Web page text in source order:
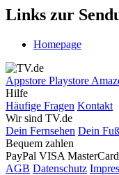
Links zur
Homepage
Appstore Playstore
Hilfe
Häufige Fragen Kontakt
Wir sind TV.de
Dein Fernsehen Dein
Bequem zahlen
PayPal VISA MasterCard
AGB Datenschutz